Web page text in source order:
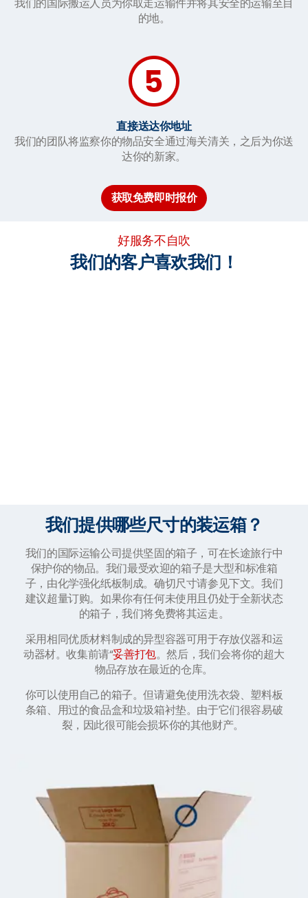
的地。
直接送达你地址
我们的团队将监察你的物品安全通过海关清关，之后为你送
达你的新家。
获取免费即时报价
好服务不自吹
我们的客户喜欢我们！
我们提供哪些尺寸的装运箱？
我们的国际运输公司提供坚固的箱子，可在长途旅行中
保护你的物品。我们最受欢迎的箱子是大型和标准箱
子，由化学强化纸板制成。确切尺寸请参见下文。我们
建议超量订购。如果你有任何未使用且仍处于全新状态
的箱子，我们将免费将其运走。
采用相同优质材料制成的异型容器可用于存放仪器和运
动器材。收集前请“妥善打包。然后，我们会将你的超大
物品存放在最近的仓库。
你可以使用自己的箱子。但请避免使用洗衣袋、塑料板
条箱、用过的食品盒和垃圾箱衬垫。由于它们很容易破
裂，因此很可能会损坏你的其他财产。